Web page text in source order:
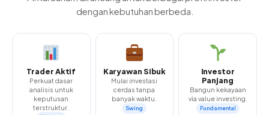
dengan kebutuhan berbeda.
Trader Aktif
Perkuat dasar
analisis untuk
keputusan
terstruktur.
Karyawan Sibuk
Mulai investasi
cerdas tanpa
banyak waktu.
Swing
Investor
Panjang
Bangun kekayaan
via value investing.
Fundamental